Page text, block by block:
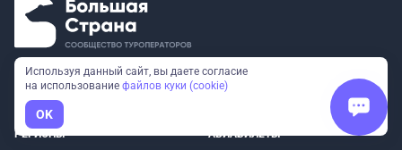
КОРПОРАТИВНЫЕ ТУРЫ
РЕГИОНЫ АВИАБИЛЕТЫ
Используя данный сайт, вы даете согласие
на использование файлов куки (cookie)
OK